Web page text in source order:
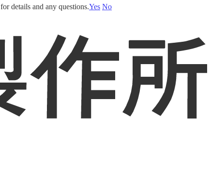
for details and any questions.Yes No